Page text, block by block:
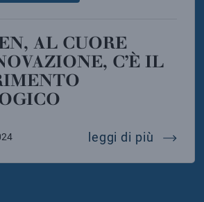
C’È IL
leggi di più